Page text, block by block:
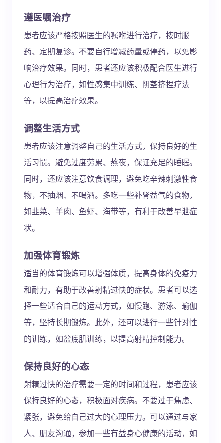
遵医嘱治疗
患者应该严格按照医生的嘱咐进行治疗，按时服
药、定期复诊。不要自行增减药量或停药，以免影
响治疗效果。同时，患者还应该积极配合医生进行
心理行为治疗，如性感集中训练、阴茎挤捏疗法
等，以提高治疗效果。
调整生活方式
患者应该注意调整自己的生活方式，保持良好的生
活习惯。避免过度劳累、熬夜，保证充足的睡眠。
同时，还应该注意饮食调理，避免吃辛辣刺激性食
物，不抽烟、不喝酒。多吃一些补肾益气的食物，
如韭菜、羊肉、鱼虾、海带等，有利于改善早泄症
状。
加强体育锻炼
适当的体育锻炼可以增强体质，提高身体的免疫力
和耐力，有助于改善射精过快的症状。患者可以选
择一些适合自己的运动方式，如慢跑、游泳、瑜伽
等，坚持长期锻炼。此外，还可以进行一些针对性
的训练，如盆底肌训练，以提高射精控制能力。
保持良好的心态
射精过快的治疗需要一定的时间和过程，患者应该
保持良好的心态，积极面对疾病。不要过于焦虑、
紧张，避免给自己过大的心理压力。可以通过与家
人、朋友沟通，参加一些有益身心健康的活动，如